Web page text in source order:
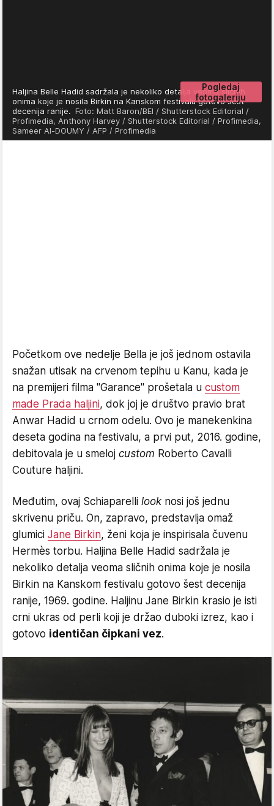
Pogledaj
fotogaleriju
Haljina Belle Hadid sadržala je nekoliko detalja veoma sličnih
onima koje je nosila Birkin na Kanskom festivalu gotovo šest
decenija ranije. Foto: Matt Baron/BEI / Shutterstock Editorial /
Profimedia, Anthony Harvey / Shutterstock Editorial / Profimedia,
Sameer Al-DOUMY / AFP / Profimedia
Početkom ove nedelje Bella je još jednom ostavila
snažan utisak na crvenom tepihu u Kanu, kada je
na premijeri filma "Garance" prošetala u custom
made Prada haljini, dok joj je društvo pravio brat
Anwar Hadid u crnom odelu. Ovo je manekenkina
deseta godina na festivalu, a prvi put, 2016. godine,
debitovala je u smeloj custom Roberto Cavalli
Couture haljini.
Međutim, ovaj Schiaparelli looknosi još jednu
skrivenu priču. On, zapravo, predstavlja omaž
glumici Jane Birkin, ženi koja je inspirisala čuvenu
Hermès torbu. Haljina Belle Hadid sadržala je
nekoliko detalja veoma sličnih onima koje je nosila
Birkin na Kanskom festivalu gotovo šest decenija
ranije, 1969. godine. Haljinu Jane Birkin krasio je isti
crni ukras od perli koji je držao duboki izrez, kao i
gotovo identičan čipkani vez.